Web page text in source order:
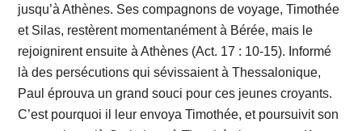
jusqu’à Athènes. Ses compagnons de voyage, Timothée
et Silas, restèrent momentanément à Bérée, mais le
rejoignirent ensuite à Athènes (Act. 17 : 10-15). Informé
là des persécutions qui sévissaient à Thessalonique,
Paul éprouva un grand souci pour ces jeunes croyants.
C’est pourquoi il leur envoya Timothée, et poursuivit son